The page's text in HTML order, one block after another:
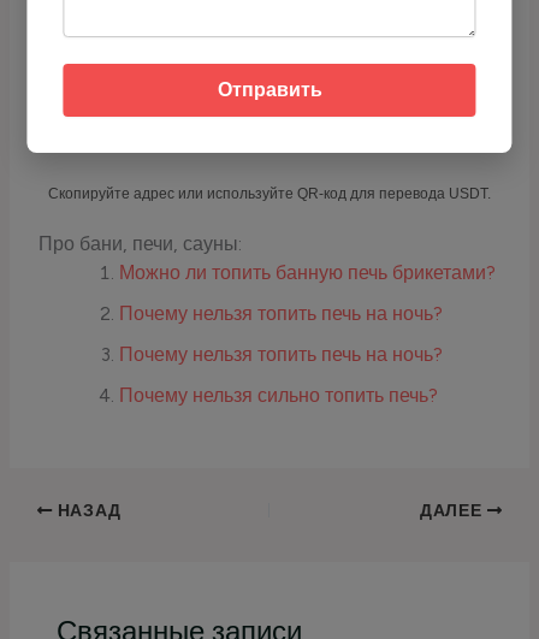
Адрес кошелька:TCyyra9LZrQ4DvrScSqhoTR1TLYH2j6E
Скопируйте адрес или используйте QR-код для перевода USDT.
Про бани, печи, сауны:
Можно ли топить банную печь брикетами?
Почему нельзя топить печь на ночь?
Почему нельзя топить печь на ночь?
Почему нельзя сильно топить печь?
НАЗАД ДАЛЕЕ
Связанные записи
Отправить